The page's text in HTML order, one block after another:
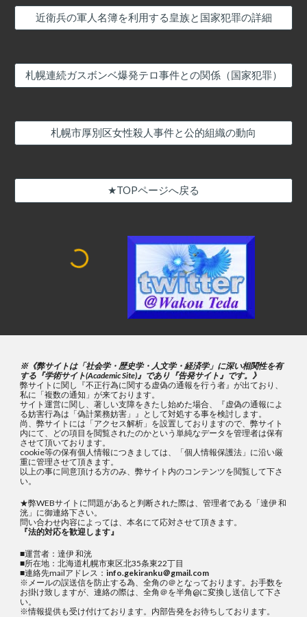
近衛兵の軍人名簿を利用する皇族と国家犯罪の詳細
札幌連続ガスボンベ爆発テロ事件との関係（国家犯罪）
札幌市厚別区女性殺人事件と公的組織の動向
★TOPページへ戻る
※《弊サイトは「社会学・歴史学・人文学・経済学」に深い相関性を有
する『学術サイト(Academic Site)』であり『告発サイト』です。》
弊サイトに関し『不正行為に関する虚偽の通報を行う者』が出ており、
私に「複数の通知」が来ております。
サイト運営に関し、著しい支障をきたし始めた場合、『虚偽の通報によ
る妨害行為は「偽計業務妨害」』として対処する事を検討します。
尚、弊サイトには「アクセス解析」を設置しておりますので、弊サイト
内にて、どの項目を閲覧されたのかという単純なデータを管理者は保有
させて頂いております。
cookie等の保有個人情報につきましては、「個人情報保護法」に沿い厳
重に管理させて頂きます。
以上の事に同意頂ける方のみ、弊サイト内のコンテンツを閲覧して下さ
い。
★弊WEBサイトに問題があると判断された際は、管理者である「達伊 和
洸」に御連絡下さい。
問い合わせ内容によっては、本名にて応対させて頂きます。
『法的対応を歓迎します』
■運営者：達伊 和洸
■所在地：北海道札幌市東区北35条東22丁目
■連絡先mailアドレス：info.gekiranku＠gmail.com
※メールの誤送信を防止する為、全角の＠となっております。お手数を
お掛け致しますが、連絡の際は、全角＠を半角@に変換し送信して下さ
い。
※情報提供も受け付けております。内部告発をお待ちしております。